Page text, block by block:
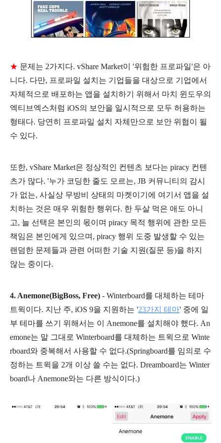
★ 문제는 2가지다. vShare Market이 '위험한 프로파일'은 아
니다. 다만, 프로파일 설치는 기업들을 대상으로 기업에서
자체적으로 배포하는 앱을 설치하기 위해서 마치 윈도우의
엑티브엑스처럼 iOS의 보안을 일시적으로 모두 허용하는
형태다. 당연히 프로파일 설치 자체만으로 보안 위협이 될
수 있다.
또한, vShare Market은 정상적인 컨텐츠 보다는 piracy 컨텐
츠가 많다. '누가 코딩한 줄도 모르는, JB 커뮤니티의 감시
가 없는, 사실상 무방비 상태의 마켓이기에 여기서 앱을 설
치하는 것은 매우 위험한 행위다. 한 두살 먹은 애도 아니
고, 늘 선택은 본인의 몫이며 piracy 목적 행위에 관한 모든
책임은 본인에게 있으며, piracy 행위 도중 발생할 수 있는
랜덤한 문제들과 관련 어떠한 기술 지원(질문 등)을 하지
않는 중이다.
4. Anemone(BigBoss, Free) - Winterboard를 대체하는 테마
트윅이다. 지난 주, iOS 9을 지원하는 '23가지 테마' 중에 일
부 테마를 쓰기 위해서는 이 Anemone를 설치해야 했다. An
emone는 말 그대로 Winterboard를 대체하는 트윅으로 Winte
rboard와 중복해서 사용할 수 없다.(Springboard를 임의로 수
정하는 트윅을 2개 이상 쓸 수는 없다. Dreamboard는 Winter
board나 Anemone와는 다른 방식이다.)